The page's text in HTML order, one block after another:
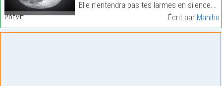
Poème:
Elle n’entendra pas tes larmes en silence.…
Écrit par Maniho